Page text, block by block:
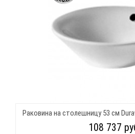
Раковина на столешницу 53 см
108 737